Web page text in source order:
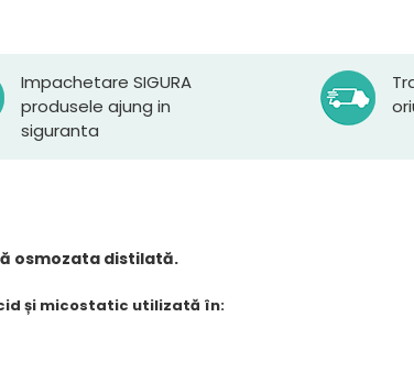
Impachetare SIGURA
produsele ajung in
siguranta
osmozata distilată.
și micostatic utilizată în: